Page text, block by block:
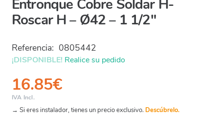
Entronque Cobre Soldar H-
Roscar H – Ø42 – 1 1/2″
Referencia: 0805442
¡DISPONIBLE! Realice su pedido
16.85€
IVA Incl.
→ Si eres instalador, tienes un precio exclusivo. Descúbrelo.